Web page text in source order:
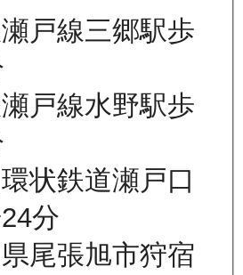
戸線三郷駅歩
戸線水野駅歩
状鉄道瀬戸口
分
尾張旭市狩宿